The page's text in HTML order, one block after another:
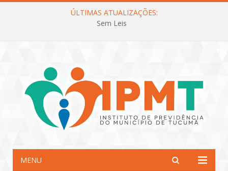
ÚLTIMAS ATUALIZAÇÕES:
Sem Leis
MENU